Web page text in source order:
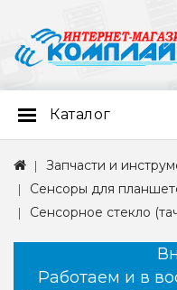
Каталог
Запчасти и
Сенсоры для
Сенсорное стекло
Работаем и в